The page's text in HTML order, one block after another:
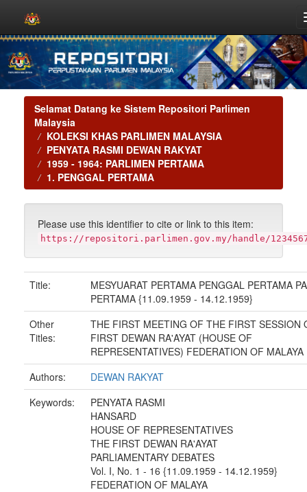
Skip
navigation
Selamat Datang ke Sistem Repositori Parlimen
Malaysia
KOLEKSI KHAS PARLIMEN MALAYSIA
PENYATA RASMI DEWAN RAKYAT
1959 - 1964: PARLIMEN PERTAMA
1. PENGGAL PERTAMA
Please use this identifier to cite or link to this item:
https://repositori.parlimen.gov.my/handle/
Title:
MESYUARAT PERTAMA PENGGAL PERTAMA
PERTAMA {11.09.1959 - 14.12.1959}
Other
Titles:
THE FIRST MEETING OF THE FIRST SESSION
FIRST DEWAN RA'AYAT (HOUSE OF
REPRESENTATIVES) FEDERATION OF MALAYA
Authors:
DEWAN RAKYAT
Keywords:
PENYATA RASMI
HANSARD
HOUSE OF REPRESENTATIVES
THE FIRST DEWAN RA'AYAT
PARLIAMENTARY DEBATES
Vol. I, No. 1 - 16 {11.09.1959 - 14.12.1959}
FEDERATION OF MALAYA